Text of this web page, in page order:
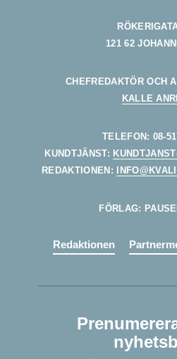
121 62
CHEFREDAKTÖR OCH
KALLE
TELEFON: 08-
KUNDTJÄNST:
REDAKTIONEN:
FÖRLAG:
Redaktionen